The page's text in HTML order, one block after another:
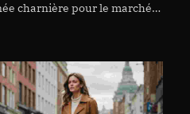
charnière pour le marché…